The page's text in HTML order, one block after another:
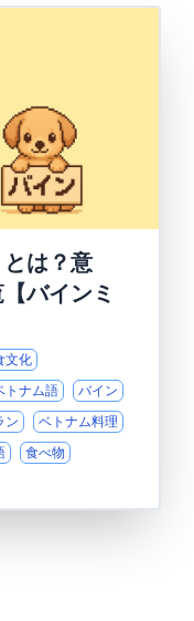
は？意
バインミ
文化
トナム語
バイン
ン
ベトナム料理
食べ物